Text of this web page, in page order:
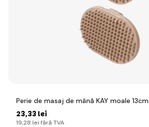
Perie de masaj de mână KAY moale 13cm
23,33 lei
19,28 lei fără TVA